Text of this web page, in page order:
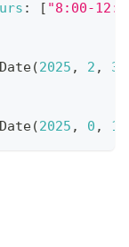
: [ "8:00-
Date(2025 , 2 , 31
Date(2025 , 0 , 1